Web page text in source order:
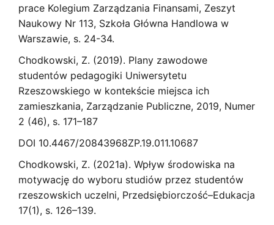
prace Kolegium Zarządzania Finansami, Zeszyt
Naukowy Nr 113, Szkoła Główna Handlowa w
Warszawie, s. 24-34.
Chodkowski, Z. (2019). Plany zawodowe
studentów pedagogiki Uniwersytetu
Rzeszowskiego w kontekście miejsca ich
zamieszkania, Zarządzanie Publiczne, 2019, Numer
2 (46), s. 171–187
DOI 10.4467/20843968ZP.19.011.10687
Chodkowski, Z. (2021a). Wpływ środowiska na
motywację do wyboru studiów przez studentów
rzeszowskich uczelni, Przedsiębiorczość–Edukacja
17(1), s. 126–139.